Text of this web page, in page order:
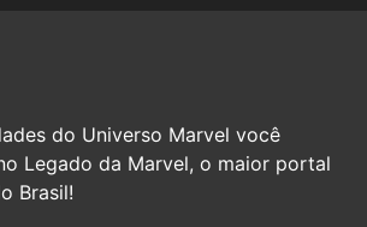
do Universo Marvel você
Legado da Marvel, o maior portal
Brasil!